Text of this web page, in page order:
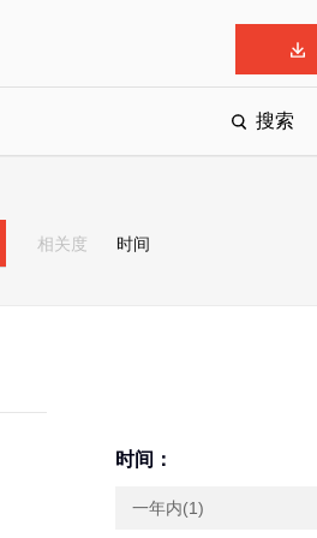
力的创业公司申报
搜索
相关度 时间
时间：
一年内(1)